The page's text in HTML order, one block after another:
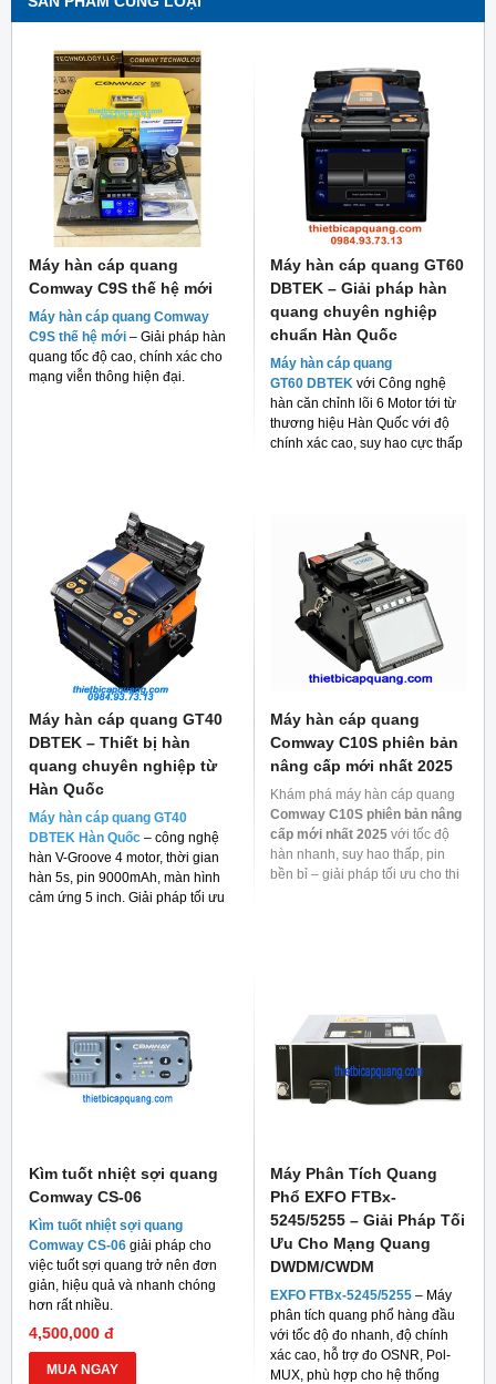
Máy hàn cáp quang
Comway C9S thế hệ mới
Máy hàn cáp quang Comway
C9S thế hệ mới – Giải pháp hàn
quang tốc độ cao, chính xác cho
mạng viễn thông hiện đại.
Máy hàn cáp quang GT60
DBTEK – Giải pháp hàn
quang chuyên nghiệp
chuẩn Hàn Quốc
Máy hàn cáp quang
GT60 DBTEK với Công nghệ
hàn căn chỉnh lõi 6 Motor tới từ
thương hiệu Hàn Quốc với độ
chính xác cao, suy hao cực thấp
Máy hàn cáp quang GT40
DBTEK – Thiết bị hàn
quang chuyên nghiệp từ
Hàn Quốc
Máy hàn cáp quang GT40
DBTEK Hàn Quốc – công nghệ
hàn V-Groove 4 motor, thời gian
hàn 5s, pin 9000mAh, màn hình
cảm ứng 5 inch. Giải pháp tối ưu
Máy hàn cáp quang
Comway C10S phiên bản
nâng cấp mới nhất 2025
Khám phá máy hàn cáp quang
Comway C10S phiên bản nâng
cấp mới nhất 2025 với tốc độ
hàn nhanh, suy hao thấp, pin
bền bỉ – giải pháp tối ưu cho thi
Kìm tuốt nhiệt sợi quang
Comway CS-06
Kìm tuốt nhiệt sợi quang
Comway CS-06 giải pháp cho
việc tuốt sợi quang trở nên đơn
giản, hiệu quả và nhanh chóng
hơn rất nhiều.
4,500,000 đ
MUA NGAY
Máy Phân Tích Quang
Phổ EXFO FTBx-
5245/5255 – Giải Pháp Tối
Ưu Cho Mạng Quang
DWDM/CWDM
EXFO FTBx-5245/5255 – Máy
phân tích quang phổ hàng đầu
với tốc độ đo nhanh, độ chính
xác cao, hỗ trợ đo OSNR, Pol-
MUX, phù hợp cho hệ thống